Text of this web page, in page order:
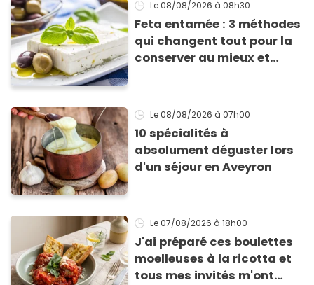
Le 08/08/2026 à 08h30
Feta entamée : 3 méthodes
qui changent tout pour la
conserver au mieux et
Le 08/08/2026 à 07h00
10 spécialités à
absolument déguster lors
d'un séjour en Aveyron
Le 07/08/2026 à 18h00
J'ai préparé ces boulettes
moelleuses à la ricotta et
tous mes invités m'ont